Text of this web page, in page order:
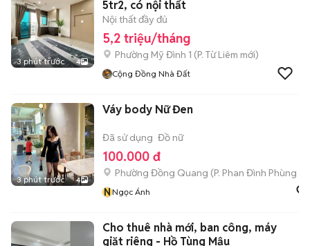
3 phút trước 4
5tr2, có nội thất
Nội thất đầy đủ
5,2 triệu/tháng
Phường Mỹ Đình 1 (P. Từ Liêm mới)
Cộng Đồng Nhà Đất
3 phút trước 4
Váy body Nữ Đen
Đã sử dụng Đồ nữ
100.000 đ
Phường Đồng Quang (P. Phan Đình Phùng
NNgọc Ánh
Cho thuê nhà mới, ban công, máy
giặt riêng - Hồ Tùng Mậu